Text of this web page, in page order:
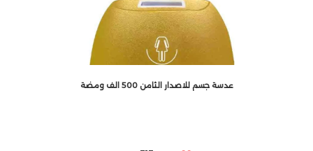
عدسة جسم للاصدار الثامن 500 الف ومضة